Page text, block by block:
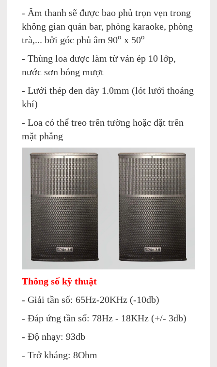
- Âm thanh sẽ được bao phủ trọn vẹn trong
không gian quán bar, phòng karaoke, phòng
trà,... bởi góc phủ âm 90o x 50o
- Thùng loa được làm từ ván ép 10 lớp,
nước sơn bóng mượt
- Lưới thép đen dày 1.0mm (lót lưới thoáng
khí)
- Loa có thể treo trên tường hoặc đặt trên
mặt phẳng
Thông số kỹ thuật
- Giải tần số: 65Hz-20KHz (-10db)
- Đáp ứng tần số: 78Hz - 18KHz (+/- 3db)
- Độ nhạy: 93db
- Trở kháng: 8Ohm